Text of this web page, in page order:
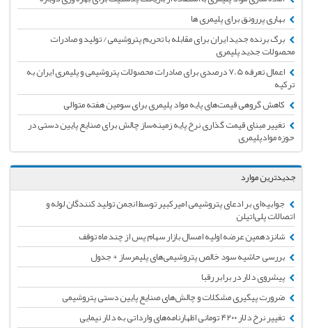
بهاری پررونق برای پلیمری ها
برگ برنده جدید ایران برای مقابله با تحریم پتروشیمی/ تولید و صادرات
محصولات جدید پلیمری
اعمال تعرفه‌ 7.5‌ درصدی برای صادرات محصولات پتروشیمی‌ و پلیمری ایران به
ترکیه
کاهش گروهی قیمت‌های پایه مواد پلیمری برای سومین هفته متوالی
تغییر مبنای قیمت گذاری نرخ پایه زمینه‌ساز چالش برای صنایع پایین دستی در
حوزه مواد‌پلیمری
جدیدترین موارد
جوابیه‌ای بر ادعای پتروشیمی امیرکبیر توسط انجمن تولید کنندگان لوله و
اتصالات پلی‌اتیلن
شانزدهمین عرضه اولیه امسال بازار سهام پس از چند ماه توقف
بررسی حاشیه سود خالص پتروشیمی‌های پلیمرساز + جدول
پیشروی دلار در برابر رقبا
ضرورت پیگیری مشکلات و چالش‌های صنایع پایین دستی پتروشیمی
تغییر نرخ دلار ۴۲۰۰ تومانی اظهارنامه‌های وارداتی به دلار نیمایی